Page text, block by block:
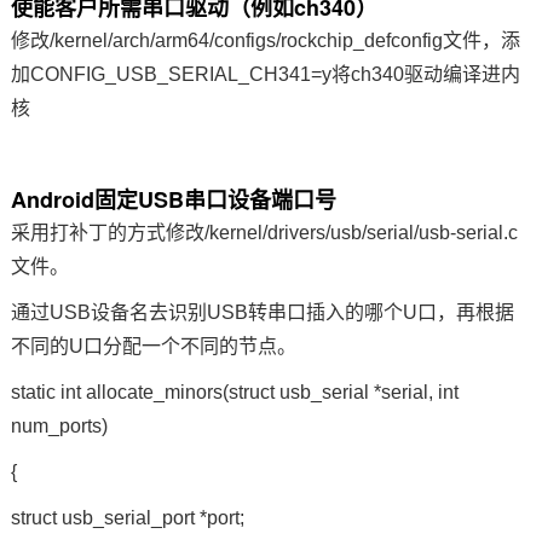
使能客户所需串口驱动（例如ch340）
修改/kernel/arch/arm64/configs/rockchip_defconfig文件，添
加CONFIG_USB_SERIAL_CH341=y将ch340驱动编译进内
核
Android固定USB串口设备端口号
采用打补丁的方式修改/kernel/drivers/usb/serial/usb-serial.c
文件。
通过USB设备名去识别USB转串口插入的哪个U口，再根据
不同的U口分配一个不同的节点。
static int allocate_minors(struct usb_serial *serial, int
num_ports)
{
struct usb_serial_port *port;